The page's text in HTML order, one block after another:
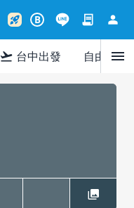
rocket_launch B contract person
flight_takeoff 台中出發 自由行menu